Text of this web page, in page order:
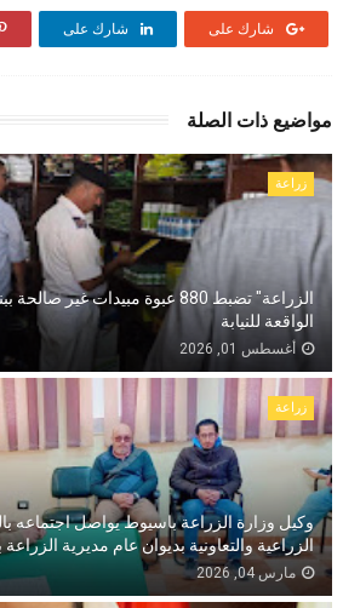
شارك على شارك على
مواضيع ذات الصلة
زراعة
الزراعة" تضبط 880 عبوة مبيدات
الواقعة للنيابة
أغسطس 01, 2026
زراعة
وكيل وزارة الزراعة باسيوط يواصل اجتماعه
الزراعية والتعاونية بديوان عام مديرية
مارس 04, 2026